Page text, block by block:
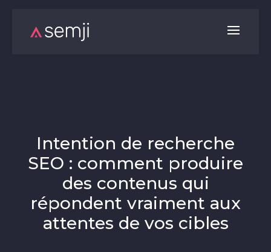
Intention de recherche
SEO : comment produire
des contenus qui
répondent vraiment aux
attentes de vos cibles